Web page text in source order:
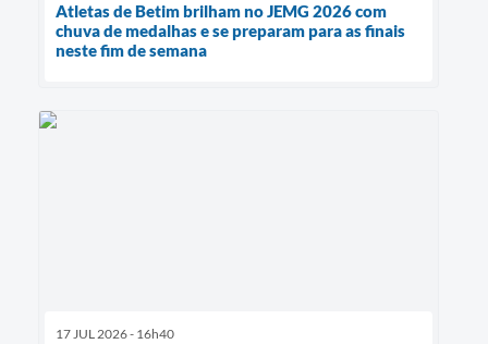
Atletas de Betim brilham no JEMG 2026 com
chuva de medalhas e se preparam para as finais
neste fim de semana
17 JUL 2026 - 16h40